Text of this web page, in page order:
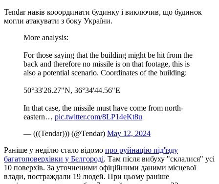
Tendar навів кооординати будинку і виключив, що будинок
могли атакувати з боку України.
More analysis:
For those saying that the building might be hit from the
back and therefore no missile is on that footage, this is
also a potential scenario. Coordinates of the building:
50°33'26.27"N, 36°34'44.56"E
In that case, the missile must have come from north-
eastern… pic.twitter.com/8LP14eKt8u
— (((Tendar))) (@Tendar) May 12, 2024
Раніше у неділю стало відомо про руйнацію під'їзду
багатоповерхівки у Бєлгороді. Там після вибуху "склалися" усі
10 поверхів. За уточненими офіційними даними місцевої
влади, постраждали 19 людей. При цьому раніше